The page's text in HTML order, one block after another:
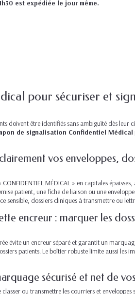
est expédiée le jour même.
pour sécuriser et
doivent être identifiés sans ambiguïté dès
de signalisation Confidentiel Médical
vos enveloppes,
MÉDICAL » en capitales
patient, une fiche de liaison ou une
sensible, dossiers cliniques à transmettre ou
encreur : marquer les
évite un encreur séparé et garantit un
patients. Le boîtier robuste limite aussi
sécurisé et net de
ou transmettre les courriers et